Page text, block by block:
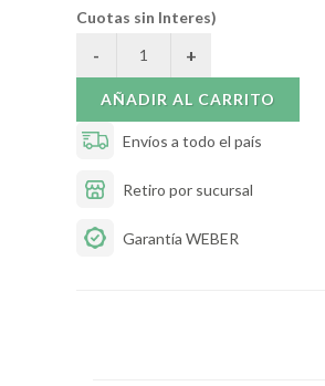
Cuotas sin Interes)
AÑADIR AL CARRITO
Envíos a todo el país
Retiro por sucursal
Garantía WEBER